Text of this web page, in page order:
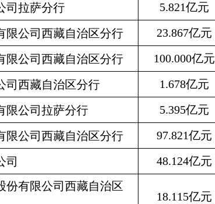
司拉萨分行
5.821亿元
限公司西藏自治区分行
23.867亿元
限公司西藏自治区分行
100.000亿元
司西藏自治区分行
1.678亿元
限公司拉萨分行
5.395亿元
限公司西藏自治区分行
97.821亿元
司 48.124亿元
份有限公司西藏自治区
18.115亿元